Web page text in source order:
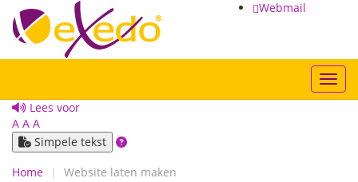
Webmail
Lees voor
A A A
Simpele tekst
Home
Website laten maken